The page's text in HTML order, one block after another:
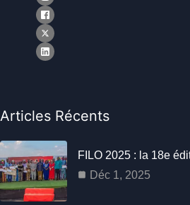
Articles Récents
FILO 2025 : la 18e
Déc 1, 2025